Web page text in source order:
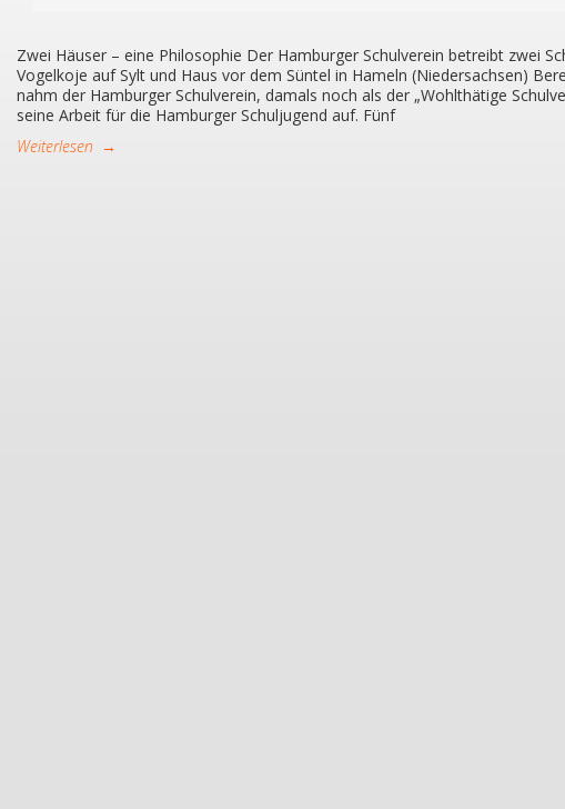
Zwei Häuser – eine Philosophie Der Hamburger Schulverein betreibt zwei
Vogelkoje auf Sylt und Haus vor dem Süntel in Hameln (Niedersachsen)
nahm der Hamburger Schulverein, damals noch als der „Wohlthätige
seine Arbeit für die Hamburger Schuljugend auf. Fünf
Weiterlesen →